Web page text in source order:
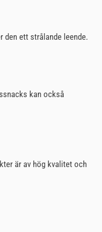
ett strålande leende.
kan också
är av hög kvalitet och